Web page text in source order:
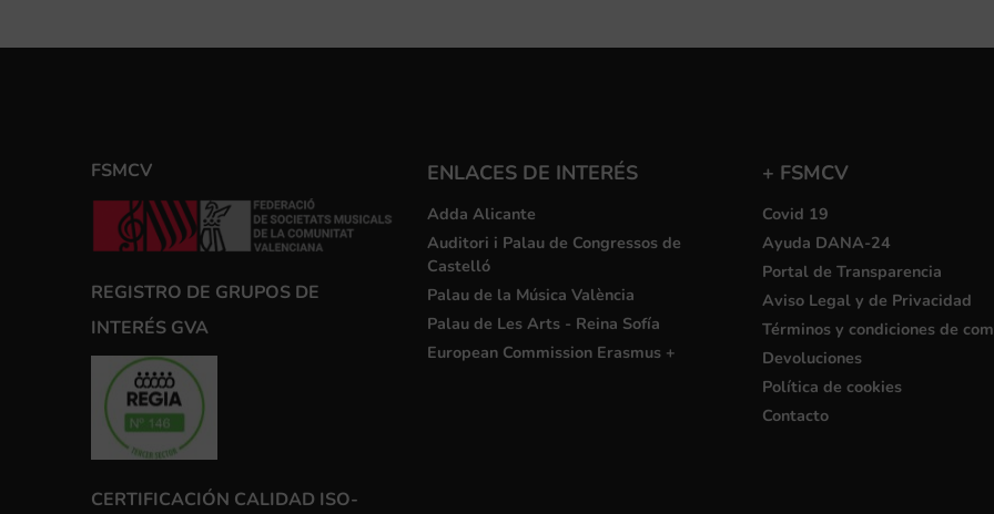
FSMCV
REGISTRO DE GRUPOS DE
INTERÉS GVA
CERTIFICACIÓN CALIDAD ISO-
ENLACES DE INTERÉS
Adda Alicante
Auditori i Palau de Congressos de
Castelló
Palau de la Música València
Palau de Les Arts - Reina Sofía
European Commission Erasmus +
+ FSMCV
Covid 19
Ayuda DANA-24
Portal de Transparencia
Aviso Legal y de Privacidad
Términos y condiciones de
Devoluciones
Política de cookies
Contacto